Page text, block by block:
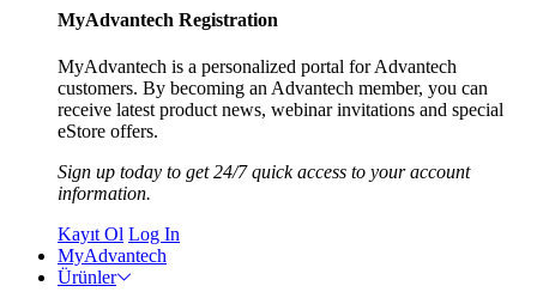
MyAdvantech Registration
MyAdvantech is a personalized portal for Advantech
customers. By becoming an Advantech member, you can
receive latest product news, webinar invitations and special
eStore offers.
Sign up today to get 24/7 quick access to your account
information.
Kayıt Ol Log In
MyAdvantech
Ürünler